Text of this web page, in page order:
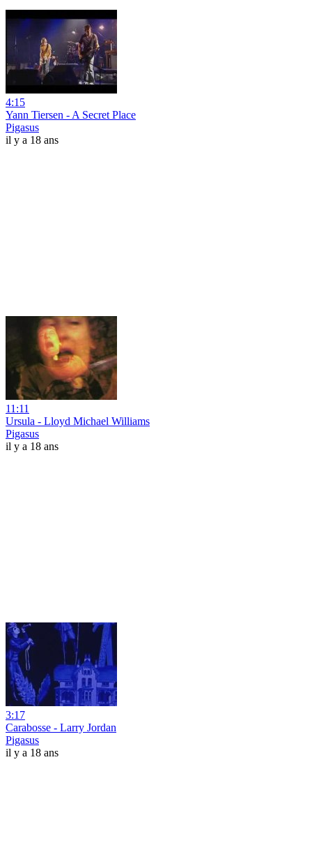
4:15
Yann Tiersen - A Secret Place
Pigasus
il y a 18 ans
11:11
Ursula - Lloyd Michael Williams
Pigasus
il y a 18 ans
3:17
Carabosse - Larry Jordan
Pigasus
il y a 18 ans